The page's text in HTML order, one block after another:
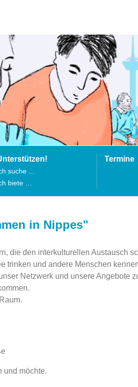
suche …
biete …
Termine
in Nippes"
die den interkulturellen Austausch
trinken und andere Menschen
Netzwerk und unsere Angebote
und möchte.